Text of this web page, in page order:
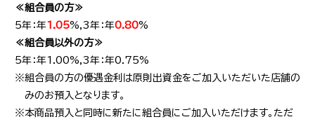
≪組合員の方≫
5年：年1.05%,3年：年0.80%
≪組合員以外の方≫
5年：年1.00%,3年：年0.75%
※組合員の方の優遇金利は原則出資金をご加入いただいた店舗の
みのお預入となります。
※本商品預入と同時に新たに組合員にご加入いただけます。ただ